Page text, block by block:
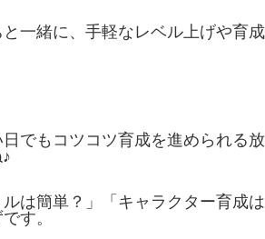
一緒に、手軽なレベル上げや育成
でもコツコツ育成を進められる放
は簡単？」「キャラクター育成は
す。